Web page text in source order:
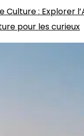
Culture: Explorer
pour les curieux